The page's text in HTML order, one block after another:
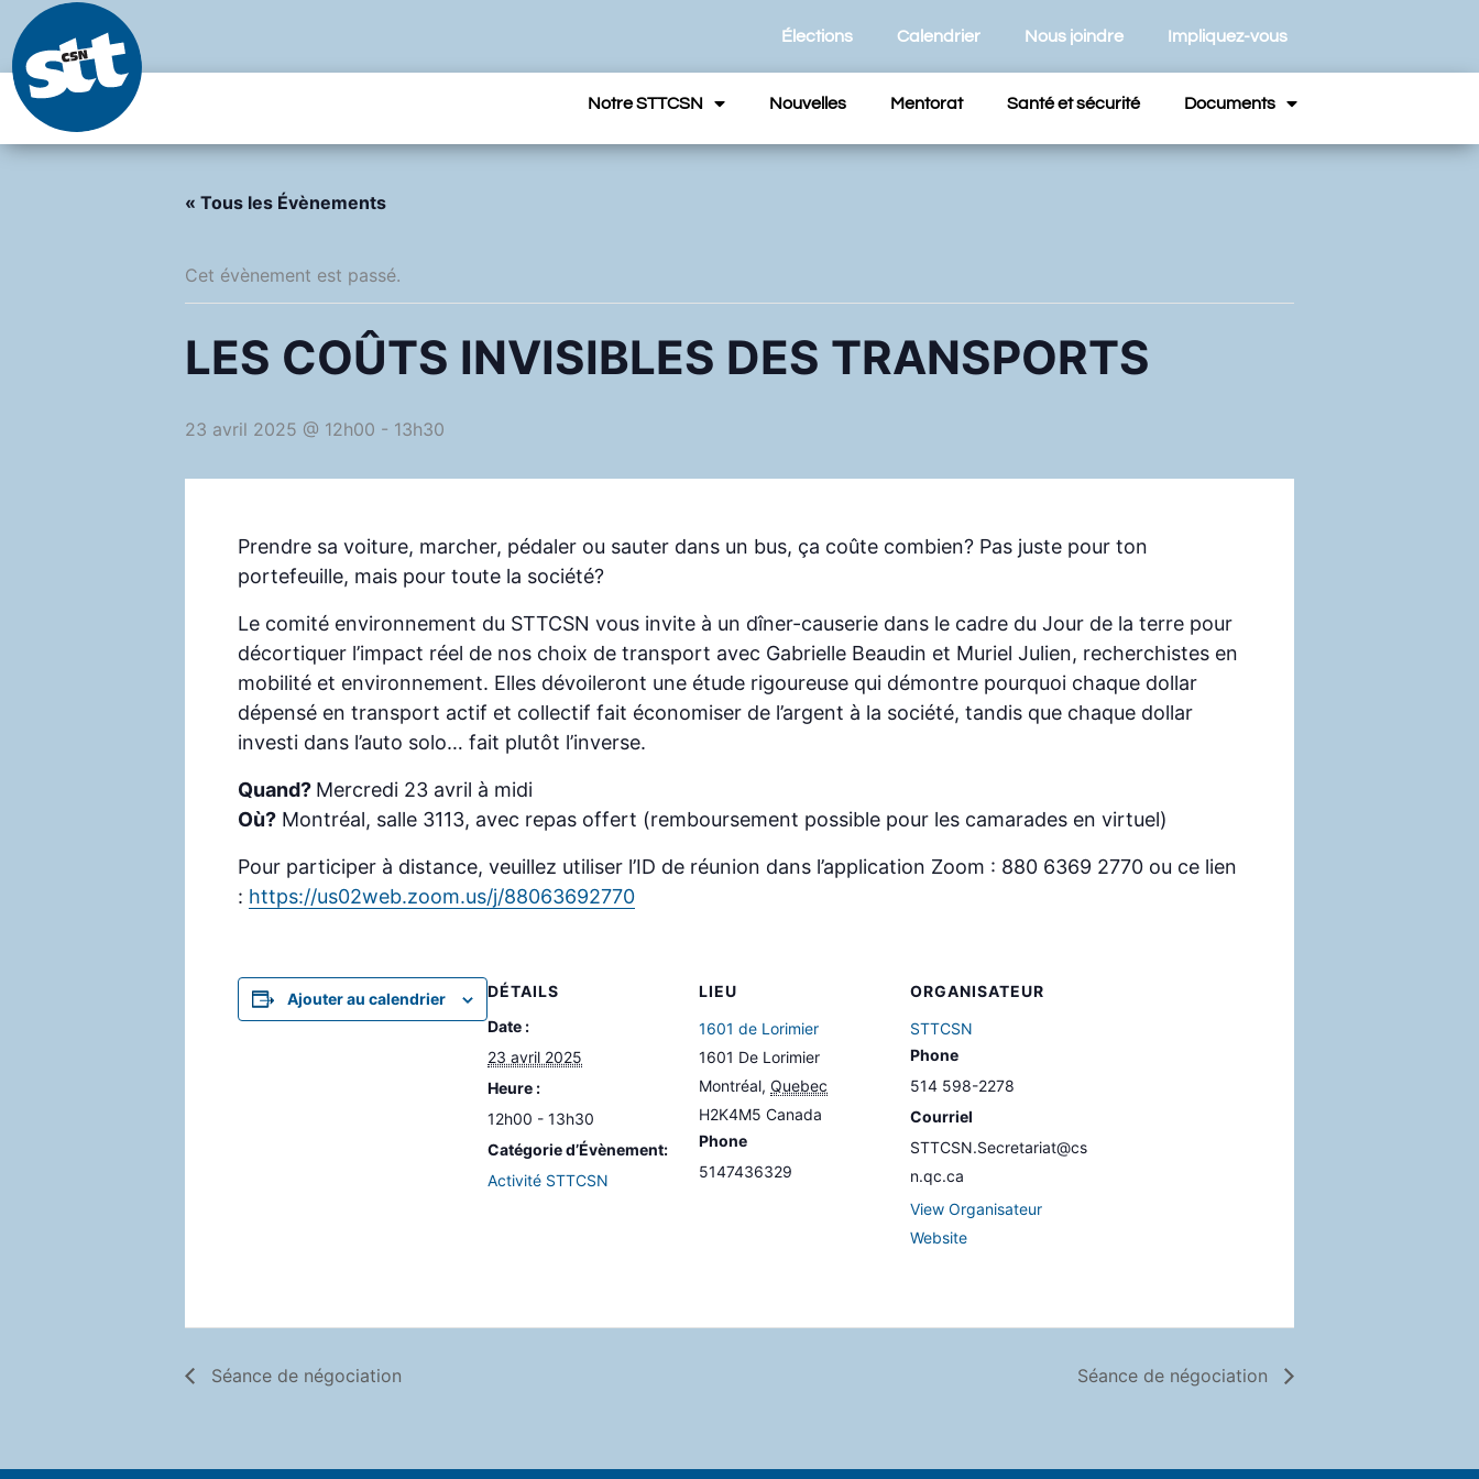
Aller
au
contenu
Élections Calendrier Nous joindre Impliquez-vous
Notre STTCSN Nouvelles Mentorat Santé et sécurité Documents
« Tous les Évènements
Cet évènement est passé.
LES COÛTS INVISIBLES DES TRANSPORTS
23 avril 2025 @ 12h00 - 13h30
Prendre sa voiture, marcher, pédaler ou sauter dans un bus, ça coûte combien? Pas juste pour ton
portefeuille, mais pour toute la société?
Le comité environnement du STTCSN vous invite à un dîner-causerie dans le cadre du Jour de la terre pour
décortiquer l’impact réel de nos choix de transport avec Gabrielle Beaudin et Muriel Julien, recherchistes en
mobilité et environnement. Elles dévoileront une étude rigoureuse qui démontre pourquoi chaque dollar
dépensé en transport actif et collectif fait économiser de l’argent à la société, tandis que chaque dollar
investi dans l’auto solo… fait plutôt l’inverse.
Quand? Mercredi 23 avril à midi
Où? Montréal, salle 3113, avec repas offert (remboursement possible pour les camarades en virtuel)
Pour participer à distance, veuillez utiliser l’ID de réunion dans l’application Zoom : 880 6369 2770 ou ce lien
: https://us02web.zoom.us/j/88063692770
Ajouter au calendrier
DÉTAILS
Date :
23 avril 2025
Heure :
12h00 - 13h30
Catégorie d’Évènement:
Activité STTCSN
LIEU
1601 de Lorimier
1601 De Lorimier
Montréal, Quebec
H2K4M5 Canada
Phone
5147436329
ORGANISATEUR
STTCSN
Phone
514 598-2278
Courriel
STTCSN.Secretariat@cs
n.qc.ca
View Organisateur
Website
Séance de négociation Séance de négociation